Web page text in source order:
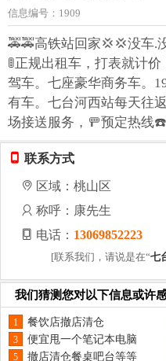
信息编号：1909
🚕🚕高铁站回家💢💢没车.
🚦正规出租车，打表就计
驾车。七座豪华商务车。
有车。七台河西站每天往
场接送服务，🚥预定热线
联系方式
区域：桃山区
称呼：康先生
电话： 13069852223
[联系我们，请说是在“七
我们猜测您对以下信息或许
1 餐饮店撤店清仓
3 便宜甩一个笔记本电脑
5 撤店清仓餐桌吧台等等